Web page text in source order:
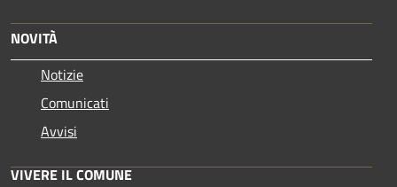
NOVITÀ
Notizie
Comunicati
Avvisi
VIVERE IL COMUNE